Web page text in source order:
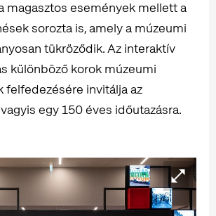
magasztos események mellett a
sorozta is, amely a múzeumi
tükröződik. Az interaktív
különböző korok múzeumi
felfedezésére invitálja az
egy 150 éves időutazásra.